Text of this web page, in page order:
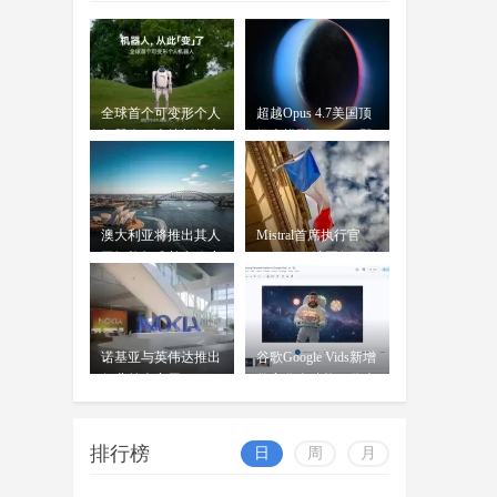
07-17
wangjing
OpenAI前女CTO创业发布首款
AI模型：借鉴中
穆拉蒂凤凰网科技讯 北京时间7月
16日，据《华尔街日报》报道，
OpenAI前首席技术官米拉
全球首个可变形个人
元T1
超越Opus 4.7美国顶
将发
澳大利亚将推出其人
内设
Mistral首席执行官
电力
诺基亚与英伟达推出
RAN平台
谷歌Google Vids新增
可
排行榜 日 周 月